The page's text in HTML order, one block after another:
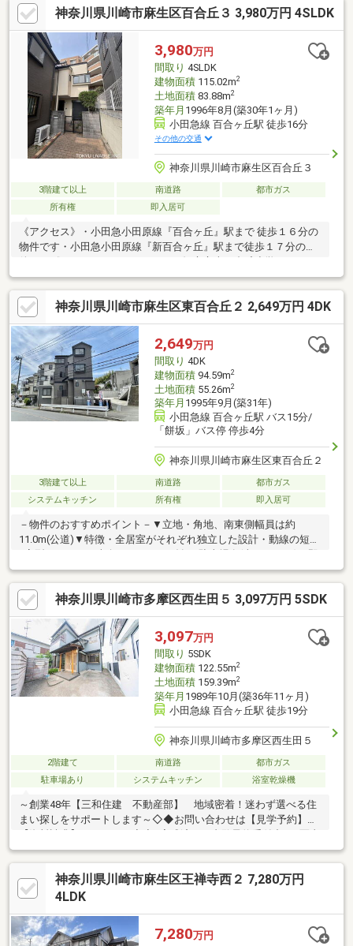
神奈川県川崎市麻生区百合丘３ 3,980万円 4SLDK
3,980万円
間取り 4SLDK
建物面積115.02m2
土地面積83.88m2
築年月 1996年8月(築30年1ヶ月)
小田急線 百合ヶ丘駅 徒歩16分
その他の交通
神奈川県川崎市麻生区百合丘３
3階建て以上 南道路
都市ガス
所有権
即入居可
《アクセス》・小田急小田原線『百合ヶ丘』駅まで 徒歩１６分の
物件です・小田急小田原線『新百合ヶ丘』駅まで徒歩１７分の物
件です《ライフインフォメーション》市立南百合丘小学
校 ・・・ 約750m 徒歩10分市立長沢中学
校 ・・・ 約500m 徒歩7分百合ヶ丘さくら幼稚園
・・・ 約420m 徒歩6分ファミリーマート百合丘３丁
目 ・・・ 約360m 徒歩 5分デニーズ百合ヶ丘店 ・・・ 約
340m 徒歩5分三和百合ヶ丘店 ・・・約930m 徒歩12分百合ヶ丘
第２公園 ・・・約620m 徒歩8分
神奈川県川崎市麻生区東百合丘２ 2,649万円 4DK
2,649万円
間取り 4DK
建物面積94.59m2
土地面積55.26m2
築年月 1995年9月(築31年)
小田急線 百合ヶ丘駅 バス15分/
「餅坂」バス停 停歩4分
神奈川県川崎市麻生区東百合丘２
3階建て以上 南道路
都市ガス
システムキッチン
所有権 即入居可
－物件のおすすめポイント－▼立地・角地、南東側幅員は約
11.0m(公道)▼特徴・全居室がそれぞれ独立した設計・動線の短い
お引渡し可(残金精算後)▼設備・TVモニタ付インターホン▼2026
年3月内外装リフォーム済【交換】キッチン、UB、トイレ、洗面
化粧台 等【張替】クロス、CF、フロアタイル【その他】外装塗
装、室内クリーニング 他▼周辺環境・川崎市立長沢小学校 徒歩2
分(約100m)■ ご希望の住まい探しをお手伝いします
━━━━━・・・物件の詳細・ご相談はお気軽にお問い合わせく
ださい。
神奈川県川崎市多摩区西生田５ 3,097万円 5SDK
3,097万円
間取り 5SDK
建物面積122.55m2
土地面積159.39m2
築年月 1989年10月(築36年11ヶ月)
小田急線 百合ヶ丘駅 徒歩19分
神奈川県川崎市多摩区西生田５
2階建て 南道路
都市ガス
駐車場あり
システムキッチン 浴室乾燥機
～創業48年【三和住建 不動産部】 地域密着！迷わず選べる住
まい探しをサポートします～◇◆お問い合わせは【見学予約】
【資料請求】からどうぞ◆◇■完成済み！内覧予約受付中！■写真
では分からない光の入り方や空気の質があります■玄関の雰囲気
や室内の静けさは、現地でしか判断できません■生活導線の使い
やすさは、歩くと印象が大きく変わります■リビングの明るさ・
収納の配置・音の響き方は体感するのがおすすめです■ご希望の
宅ローンのご相談、お住替えやご売却の相談も無料で承ります■
インターネットからお気軽にお問い合わせください
神奈川県川崎市麻生区王禅寺西２ 7,280万円
4LDK
7,280万円